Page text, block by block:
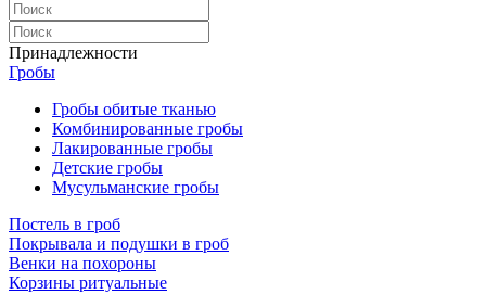
Принадлежности
Гробы
Гробы обитые тканью
Комбинированные гробы
Лакированные гробы
Детские гробы
Мусульманские гробы
Постель в гроб
Покрывала и подушки в гроб
Венки на похороны
Корзины ритуальные